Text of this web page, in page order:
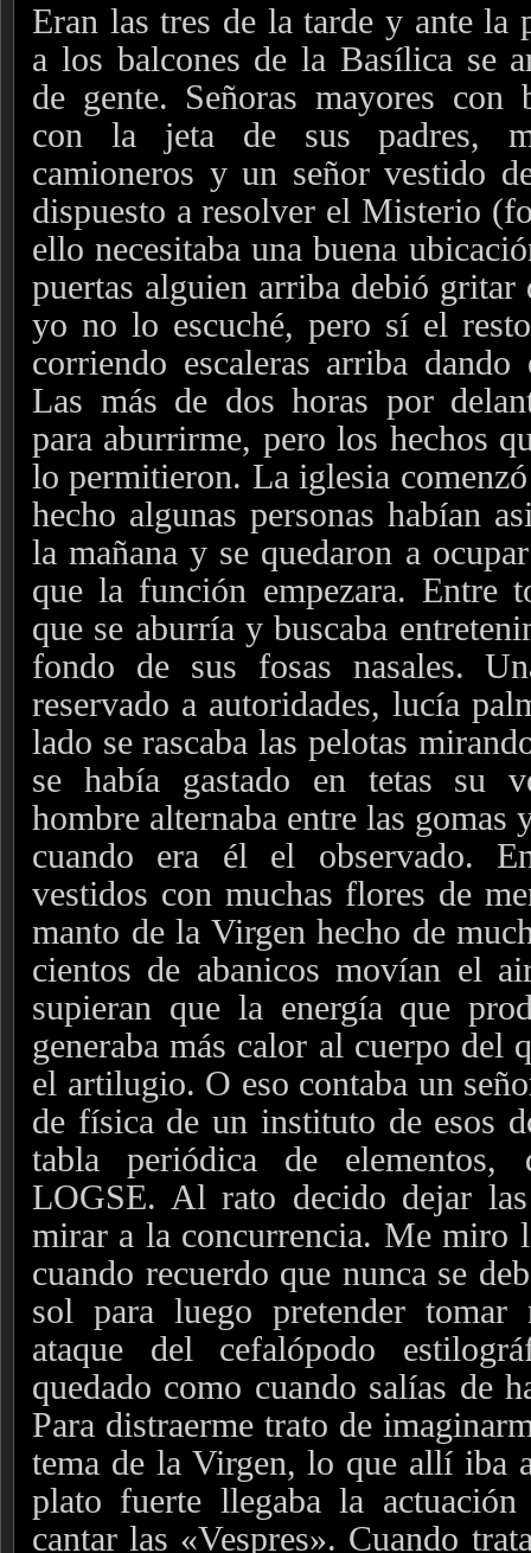
Eran las tres de la tarde y ante la
a los balcones de la Basílica se
de gente. Señoras mayores con
con la jeta de sus padres,
camioneros y un señor vestido
dispuesto a resolver el Misterio
ello necesitaba una buena
puertas alguien arriba debió gritar
yo no lo escuché, pero sí el
corriendo escaleras arriba dando
Las más de dos horas por
para aburrirme, pero los hechos
lo permitieron. La iglesia
hecho algunas personas habían
la mañana y se quedaron a
que la función empezara. Entre
que se aburría y buscaba
fondo de sus fosas nasales.
reservado a autoridades, lucía
lado se rascaba las pelotas
se había gastado en tetas su
hombre alternaba entre las gomas
cuando era él el observado.
vestidos con muchas flores de
manto de la Virgen hecho de
cientos de abanicos movían el
supieran que la energía que
generaba más calor al cuerpo del
el artilugio. O eso contaba un
de física de un instituto de esos
tabla periódica de
LOGSE. Al rato decido dejar
mirar a la concurrencia. Me miro
cuando recuerdo que nunca se
sol para luego pretender
ataque del cefalópodo
quedado como cuando salías de
Para distraerme trato de
tema de la Virgen, lo que allí iba
plato fuerte llegaba la
cantar las «Vespres». Cuando